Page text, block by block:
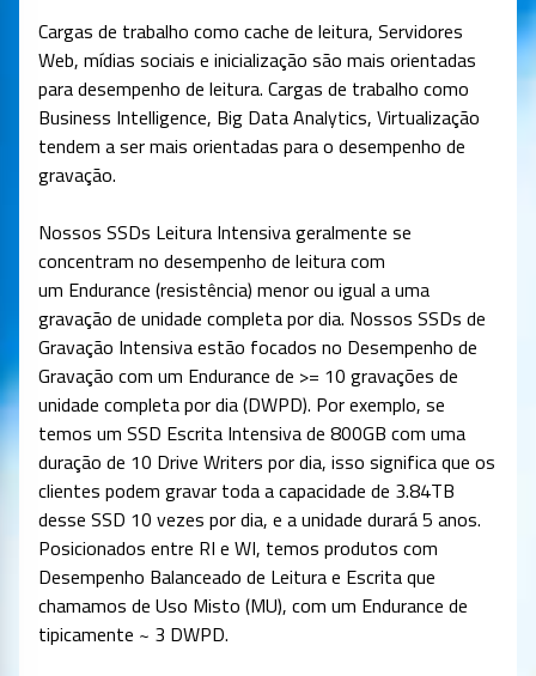
Cargas de trabalho como cache de leitura, Servidores
Web, mídias sociais e inicialização são mais orientadas
para desempenho de leitura. Cargas de trabalho como
Business Intelligence, Big Data Analytics, Virtualização
tendem a ser mais orientadas para o desempenho de
gravação.
Nossos SSDs Leitura Intensiva geralmente se
concentram no desempenho de leitura com
um Endurance (resistência) menor ou igual a uma
gravação de unidade completa por dia. Nossos SSDs de
Gravação Intensiva estão focados no Desempenho de
Gravação com um Endurance de >= 10 gravações de
unidade completa por dia (DWPD). Por exemplo, se
temos um SSD Escrita Intensiva de 800GB com uma
duração de 10 Drive Writers por dia, isso significa que os
clientes podem gravar toda a capacidade de 3.84TB
desse SSD 10 vezes por dia, e a unidade durará 5 anos.
Posicionados entre RI e WI, temos produtos com
Desempenho Balanceado de Leitura e Escrita que
chamamos de Uso Misto (MU), com um Endurance de
tipicamente ~ 3 DWPD.